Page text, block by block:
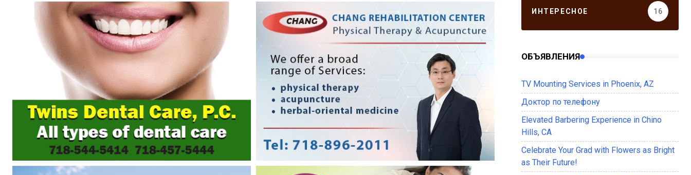
ИНТЕРЕСНОЕ 16
ОБЪЯВЛЕНИЯ
TV Mounting Services in Phoenix, AZ
Доктор по телефону
Elevated Barbering Experience in Chino
Hills, CA
Celebrate Your Grad with Flowers as Bright
as Their Future!